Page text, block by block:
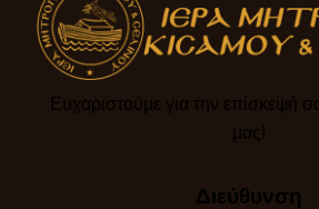
Ευχαριστούμε για την επίσκεψή
μας!​
Διεύθυνση